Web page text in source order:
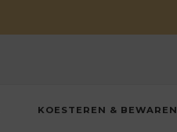
KOESTEREN & BEWAREN